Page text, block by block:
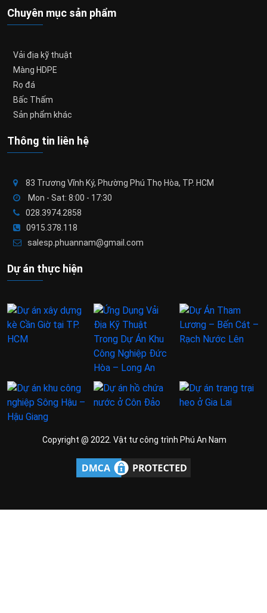
Chuyên mục sản phẩm
Vải địa kỹ thuật
Màng HDPE
Rọ đá
Bấc Thấm
Sản phẩm khác
Thông tin liên hệ
83 Trương Vĩnh Ký, Phường Phú Thọ Hòa, TP. HCM
Mon - Sat: 8:00 - 17:30
028.3974.2858
0915.378.118
salesp.phuannam@gmail.com
Dự án thực hiện
Copyright @ 2022. Vật tư công trình Phú An Nam